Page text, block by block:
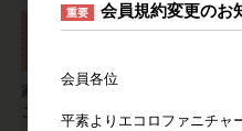
家具についてのご要望やご質問は
こちらより承ります。
重要 会員規約変更のお
会員各位
平素よりエコロファニチャ